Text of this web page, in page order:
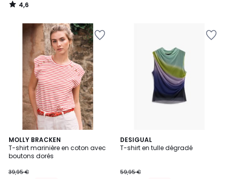
4,6
/
MOLLY BRACKEN
T-shirt marinière en coton avec
boutons dorés
39,95 €
2
Couleurs
DESIGUAL
T-shirt en tulle dégradé
59,95 €
5
/